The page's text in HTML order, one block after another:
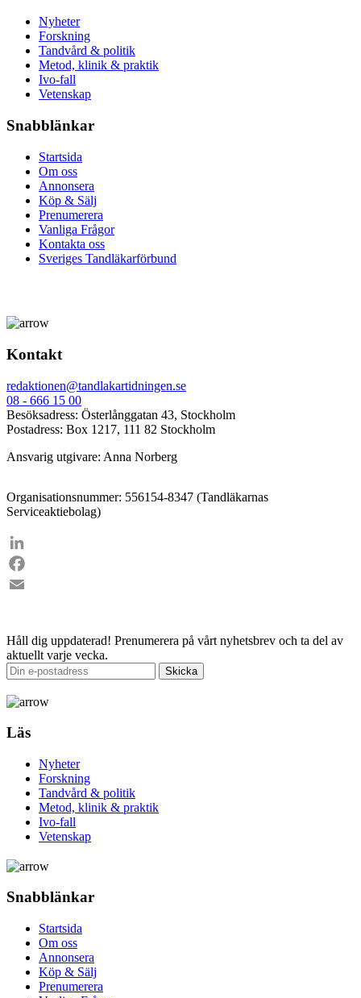
Nyheter
Forskning
Tandvård & politik
Metod, klinik & praktik
Ivo-fall
Vetenskap
Snabblänkar
Startsida
Om oss
Annonsera
Köp & Sälj
Prenumerera
Vanliga Frågor
Kontakta oss
Sveriges Tandläkarförbund
Kontakt
redaktionen@tandlakartidningen.se
08 - 666 15 00
Besöksadress: Österlånggatan 43, Stockholm
Postadress: Box 1217, 111 82 Stockholm
Ansvarig utgivare: Anna Norberg
Organisationsnummer: 556154-8347 (Tandläkarnas
Serviceaktiebolag)
LinkedIn
Facebook
Håll dig uppdaterad! Prenumerera på vårt nyhetsbrev och ta del av
aktuellt varje vecka.
Läs
Nyheter
Forskning
Tandvård & politik
Metod, klinik & praktik
Ivo-fall
Vetenskap
Snabblänkar
Startsida
Om oss
Annonsera
Köp & Sälj
Prenumerera